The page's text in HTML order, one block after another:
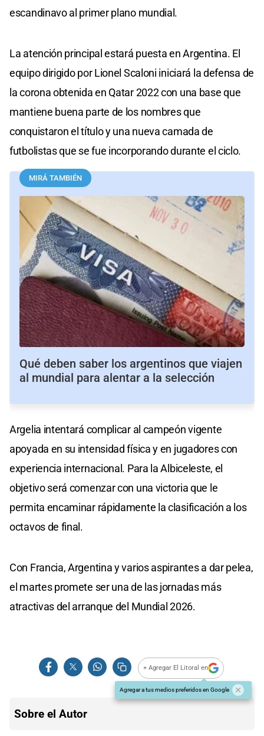
escandinavo al primer plano mundial.
La atención principal estará puesta en Argentina. El
equipo dirigido por Lionel Scaloni iniciará la defensa de
la corona obtenida en Qatar 2022 con una base que
mantiene buena parte de los nombres que
conquistaron el título y una nueva camada de
futbolistas que se fue incorporando durante el ciclo.
MIRÁ TAMBIÉN
Qué deben saber los argentinos que viajen
al mundial para alentar a la selección
Argelia intentará complicar al campeón vigente
apoyada en su intensidad física y en jugadores con
experiencia internacional. Para la Albiceleste, el
objetivo será comenzar con una victoria que le
permita encaminar rápidamente la clasificación a los
octavos de final.
Con Francia, Argentina y varios aspirantes a dar pelea,
el martes promete ser una de las jornadas más
atractivas del arranque del Mundial 2026.
+ Agregar El Litoral en
Agregar a tus medios preferidos en Google
Sobre el Autor